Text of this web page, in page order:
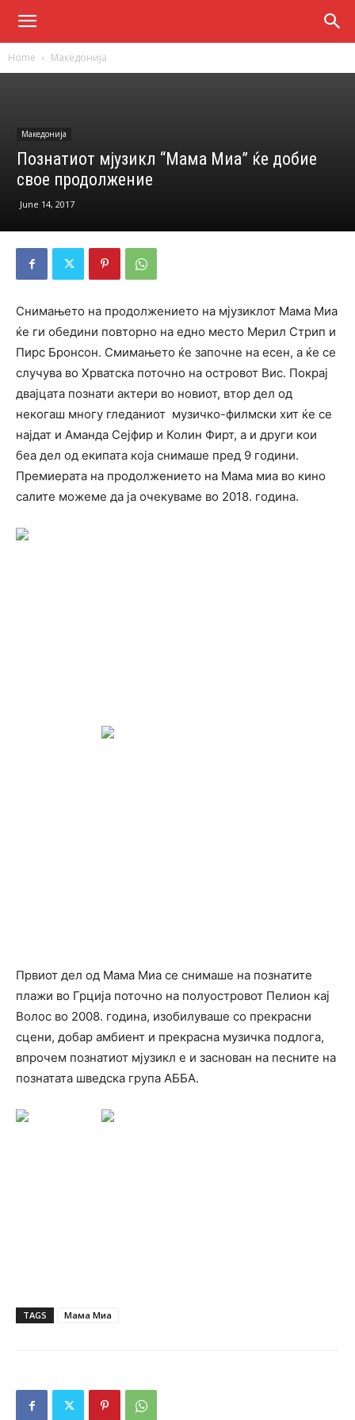
Home Македонија
Македонија
Познатиот мјузикл “Mама Миа” ќе добие
свое продолжение
June 14, 2017
Снимањето на продолжението на мјузиклот Мама Миа
ќе ги обедини повторно на едно место Мерил Стрип и
Пирс Бронсон. Смимањето ќе започне на есен, а ќе се
случува во Хрватска поточно на островот Вис. Покрај
двајцата познати актери во новиот, втор дел од
некогаш многу гледаниот музичко-филмски хит ќе се
најдат и Аманда Сејфир и Колин Фирт, а и други кои
беа дел од екипата која снимаше пред 9 години.
Премиерата на продолжението на Мама миа во кино
салите можеме да ја очекуваме во 2018. година.
Првиот дел од Мама Миа се снимаше на познатите
плажи во Грција поточно на полуостровот Пелион кај
Волос во 2008. година, изобилуваше со прекрасни
сцени, добар амбиент и прекрасна музичка подлога,
впрочем познатиот мјузикл е и заснован на песните на
познатата шведска група АББА.
TAGS Мама Миа